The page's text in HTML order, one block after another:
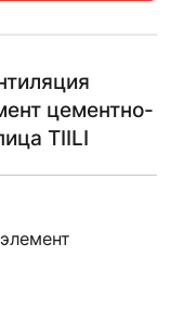
цементно-
TIILI